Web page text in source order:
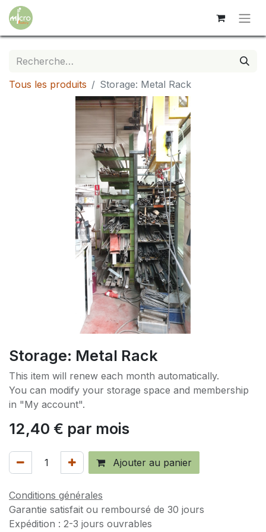
Tous les produits Storage: Metal Rack
Storage: Metal Rack
This item will renew each month automatically.
You can modify your storage space and membership
in "My account".
12,40 € par mois
Ajouter au panier
Conditions générales
Garantie satisfait ou remboursé de 30 jours
Expédition : 2-3 jours ouvrables